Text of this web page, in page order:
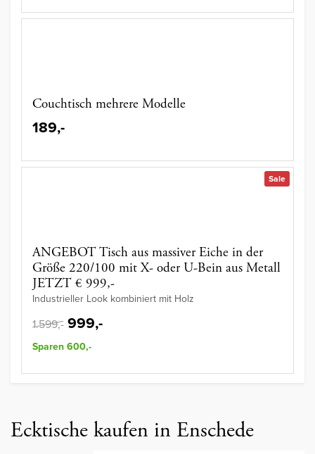
Couchtisch mehrere Modelle
189,-
Sale
ANGEBOT Tisch aus massiver Eiche in der
Größe 220/100 mit X- oder U-Bein aus Metall
JETZT € 999,-
Industrieller Look kombiniert mit Holz
1.599,- 999,-
Sparen 600,-
Ecktische kaufen in Enschede